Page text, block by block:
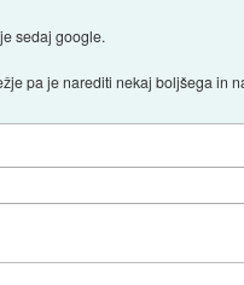
sedaj google.
pa je narediti nekaj boljšega in